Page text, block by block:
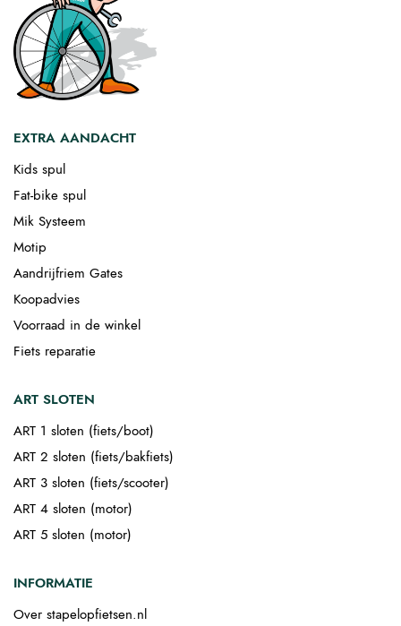
EXTRA AANDACHT
Kids spul
Fat-bike spul
Mik Systeem
Motip
Aandrijfriem Gates
Koopadvies
Voorraad in de winkel
Fiets reparatie
ART SLOTEN
ART 1 sloten (fiets/boot)
ART 2 sloten (fiets/bakfiets)
ART 3 sloten (fiets/scooter)
ART 4 sloten (motor)
ART 5 sloten (motor)
INFORMATIE
Over stapelopfietsen.nl